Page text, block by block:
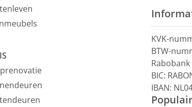
KVK-
BTW-
Rabobank
BIC:
IBAN: